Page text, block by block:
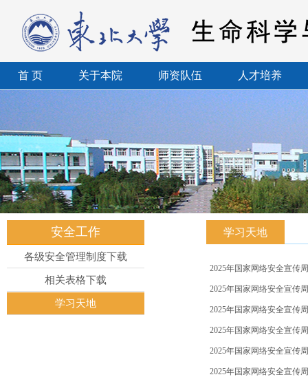
首 页 关于本院 师资队伍 人才培养
安全工作
各级安全管理制度下载
相关表格下载
学习天地
学习天地
2025年国家网络安全宣传
2025年国家网络安全宣传
2025年国家网络安全宣传
2025年国家网络安全宣传
2025年国家网络安全宣传
2025年国家网络安全宣传